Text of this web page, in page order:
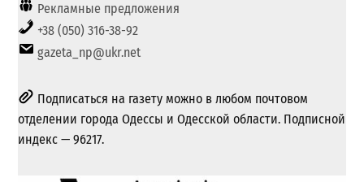
Рекламные предложения
+38 (050) 316-38-92
gazeta_np@ukr.net
Подписаться на газету можно в любом почтовом
отделении города Одессы и Одесской области. Подписной
индекс — 96217.